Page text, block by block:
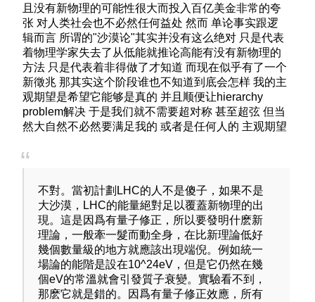
且没有新物理的可能性很大而投入百亿美金非常的夸
张 对人类社会也不必然任何益处 然而 单论事实跟逻
辑而言 所谓的"沙漠论"其实并没有这么绝对 只是代表
着物理学家失去了从低能就推论高能有没有新物理的
方法 只是代表着非得做了才知道 而现在似乎有了一个
新徵兆 那其实这个阶段谁也不知道到底会怎样 我的主
观期望是希望它能够是真的 并且顺便让hierarchy
problem解决 于是我们就不需要超对称 甚至超弦 但当
然大自然不必然要满足我的 或者是任何人的 主观期望
不對。當初計劃LHC的人不是傻子，如果不是
大沙漠，LHC的能量絕對足以覆蓋新物理的出
現。這是因爲有量子修正，所以要發明什麽新
理論，一般牽一髮而動全身，在比新理論低好
幾個數量級的地方就應該出現端倪。例如統一
場論的能階是設在10^24eV，但是它仍然在幾
個eV的常溫就會引發質子衰變。實驗看不到，
那麽它就是錯的。因爲有量子修正效應，所有